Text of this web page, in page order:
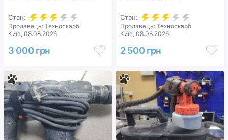
Стан:
Продавець: Техноскарб
Київ, 08.08.2026
3 000 грн
Стан:
Продавець: Техноскарб
Київ, 08.08.2026
2 500 грн